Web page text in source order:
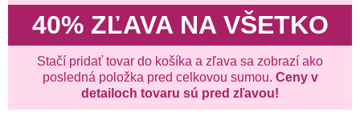
40% ZĽAVA NA VŠETKO
Stačí pridať tovar do košíka a zľava sa zobrazí ako
posledná položka pred celkovou sumou. Ceny v
detailoch tovaru sú pred zľavou!